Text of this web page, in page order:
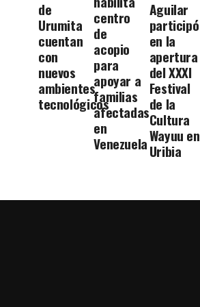
de
Urumita
cuentan
con
nuevos
ambientes
tecnológicos
centro
de
acopio
para
apoyar a
familias
afectadas
en
Venezuela
Aguilar
participó
en la
apertura
del XXXI
Festival
de la
Cultura
Wayuu en
Uribia